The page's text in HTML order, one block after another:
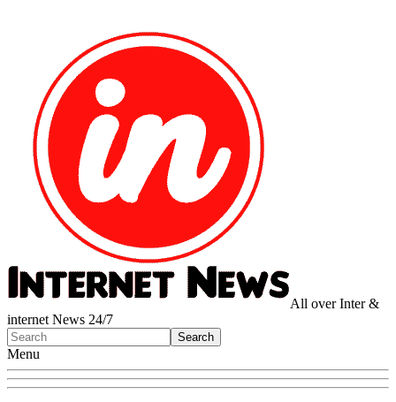
All over Inter &
internet News 24/7
Menu